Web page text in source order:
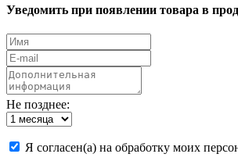
Уведомить при появлении товара в
Не позднее:
Я согласен(а) на обработку моих